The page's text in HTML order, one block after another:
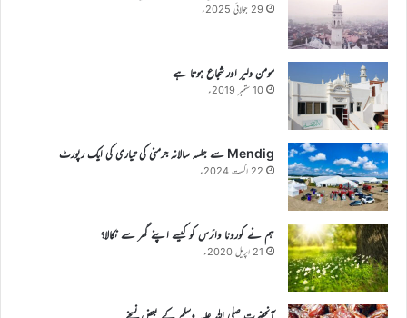
29 جولائی 2025ء
مومن دلیر اور شجاع ہوتا ہے
10 ستمبر 2019ء
Mendig سے جلسہ سالانہ جرمنی کی تیاری کی ایک رپورٹ
22 اگست 2024ء
ہم نے کورونا وائرس کو کیسے اپنے گھر سے نکالا؟
21 اپریل 2020ء
آنحضرت صلی اللہ علیہ وسلم کے بعض نسخے